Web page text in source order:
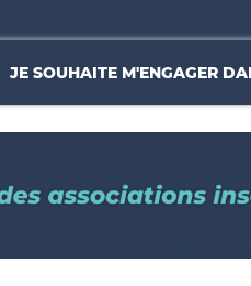
JE SOUHAITE M'ENGAGER